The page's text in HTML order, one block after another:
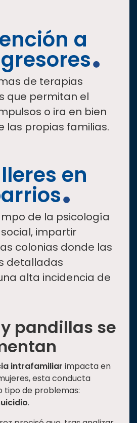
a
de terapias
que permitan el
o ira en bien
las propias familias.
en
de la psicología
impartir
colonias donde las
detalladas
alta incidencia de
pandillas se
intrafamiliar impacta en
esta conducta
de problemas:
.